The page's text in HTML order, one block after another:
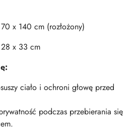
70 x 140 cm (rozłożony)
28 x 33 cm
ciało i ochroni głowę przed
podczas przebierania się